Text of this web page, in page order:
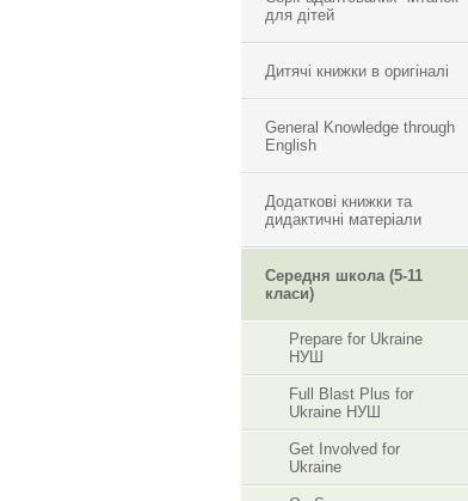
для дітей
Дитячі книжки в оригіналі
General Knowledge through
English
Додаткові книжки та
дидактичні матеріали
Середня школа (5-11
класи)
Prepare for Ukraine
НУШ
Full Blast Plus for
Ukraine НУШ
Get Involved for
Ukraine